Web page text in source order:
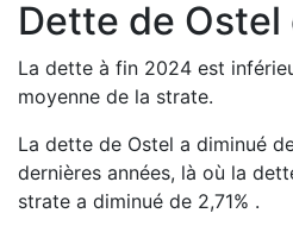
Dette de Ostel
La dette à fin 2024 est
moyenne de la strate.
La dette de Ostel a diminué
dernières années, là où la
strate a diminué de 2,71% .